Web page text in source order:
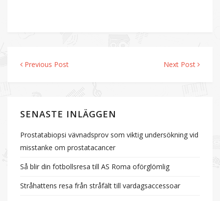
Inläggsnavigering
Previous Post Next Post
SENASTE INLÄGGEN
Prostatabiopsi vävnadsprov som viktig undersökning vid
misstanke om prostatacancer
Så blir din fotbollsresa till AS Roma oförglömlig
Stråhattens resa från stråfält till vardagsaccessoar